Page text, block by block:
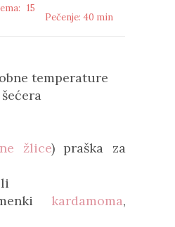
15
Pečenje: 40 min
temperature
šećera
žlice) praška za
kardamoma,